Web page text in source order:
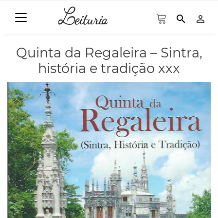
search person_outline
Quinta da Regaleira – Sintra,
história e tradição xxx